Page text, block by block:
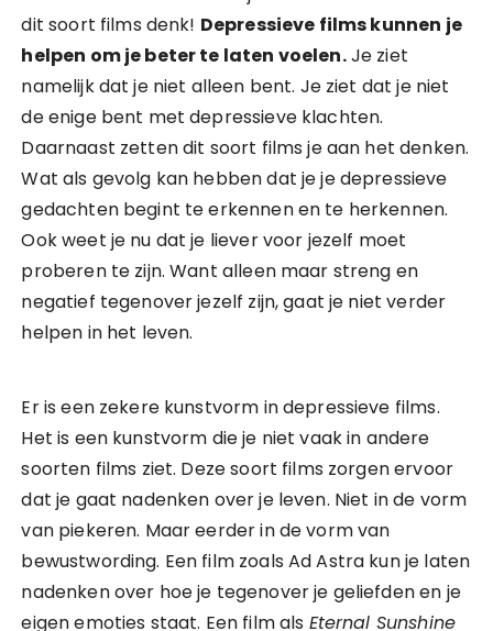
dit soort films denk! Depressieve films kunnen je
helpen om je beter te laten voelen.Je ziet
namelijk dat je niet alleen bent. Je ziet dat je niet
de enige bent met depressieve klachten.
Daarnaast zetten dit soort films je aan het denken.
Wat als gevolg kan hebben dat je je depressieve
gedachten begint te erkennen en te herkennen.
Ook weet je nu dat je liever voor jezelf moet
proberen te zijn. Want alleen maar streng en
negatief tegenover jezelf zijn, gaat je niet verder
helpen in het leven.
Er is een zekere kunstvorm in depressieve films.
Het is een kunstvorm die je niet vaak in andere
soorten films ziet. Deze soort films zorgen ervoor
dat je gaat nadenken over je leven. Niet in de vorm
van piekeren. Maar eerder in de vorm van
bewustwording. Een film zoals Ad Astra kun je laten
nadenken over hoe je tegenover je geliefden en je
eigen emoties staat. Een film als Eternal Sunshine